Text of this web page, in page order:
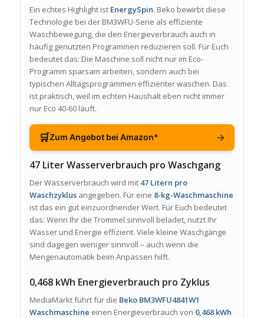
Ein echtes Highlight ist EnergySpin. Beko bewirbt diese
Technologie bei der BM3WFU-Serie als effiziente
Waschbewegung, die den Energieverbrauch auch in
häufig genutzten Programmen reduzieren soll. Für Euch
bedeutet das: Die Maschine soll nicht nur im Eco-
Programm sparsam arbeiten, sondern auch bei
typischen Alltagsprogrammen effizienter waschen. Das
ist praktisch, weil im echten Haushalt eben nicht immer
nur Eco 40-60 läuft.
🛒Zum Angebot bei Amazon* →
47 Liter Wasserverbrauch pro Waschgang
Der Wasserverbrauch wird mit 47 Litern pro
Waschzyklusangegeben. Für eine 8-kg-Waschmaschine
ist das ein gut einzuordnender Wert. Für Euch bedeutet
das: Wenn Ihr die Trommel sinnvoll beladet, nutzt Ihr
Wasser und Energie effizient. Viele kleine Waschgänge
sind dagegen weniger sinnvoll – auch wenn die
Mengenautomatik beim Anpassen hilft.
0,468 kWh Energieverbrauch pro Zyklus
MediaMarkt führt für die Beko BM3WFU4841W1
Waschmaschine einen Energieverbrauch von 0,468 kWh